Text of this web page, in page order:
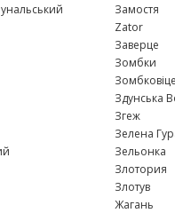
Замостя
Zator
Заверце
Зомбки
Здунська
Згеж
Зелена
Зельонка
Злотория
Злотув
Жагань